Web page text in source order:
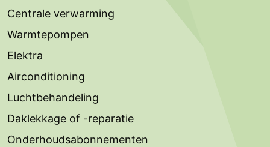
Centrale verwarming
Warmtepompen
Elektra
Airconditioning
Luchtbehandeling
Daklekkage of -reparatie
Onderhoudsabonnementen